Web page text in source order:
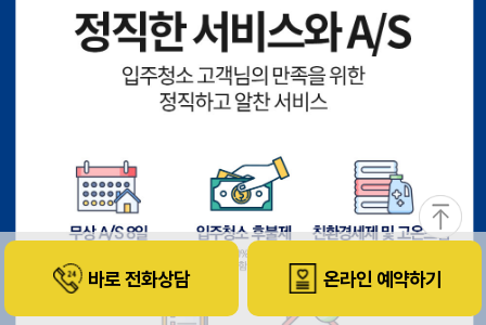
바로 전화상담 온라인 예약하기